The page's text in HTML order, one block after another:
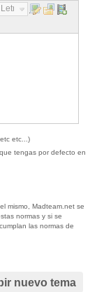
etc...)
tengas por defecto en
mismo, Madteam.net se
normas y si se
las normas de
nuevo tema